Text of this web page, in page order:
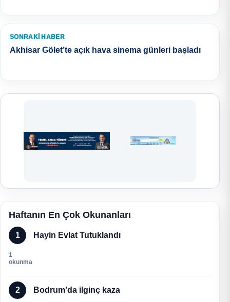
SONRAKI HABER
Akhisar Gölet’te açık hava sinema günleri başladı
Haftanın En Çok Okunanları
1 Hayin Evlat Tutuklandı
1
okunma
2 Bodrum’da ilginç kaza